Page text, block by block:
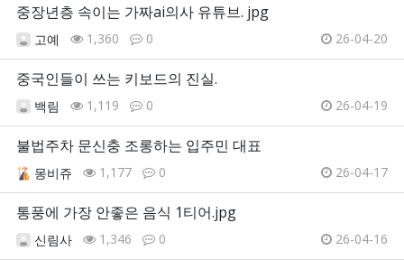
중장년층 속이는 가짜ai의사 유튜브. jpg
고예 1,360 0 26-04-20
중국인들이 쓰는 키보드의 진실.
백림 1,119 0 26-04-19
불법주차 문신충 조롱하는 입주민 대표
몽비쥬 1,177 0 26-04-17
통풍에 가장 안좋은 음식 1티어.jpg
신림사 1,346 0 26-04-16